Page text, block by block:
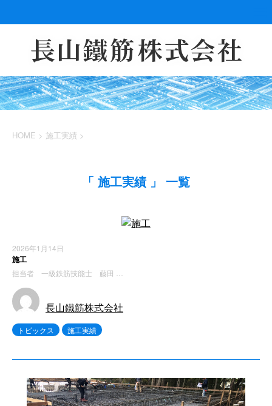
HOME > 施工実績 >
「 施工実績 」 一覧
2026年1月14日
施工
担当者 一級鉄筋技能士 藤田 …
長山鐵筋株式会社
トピックス 施工実績